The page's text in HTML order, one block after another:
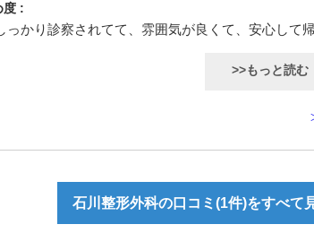
度 :
っかり診察されてて、雰囲気が良くて、安心して帰
>>もっと読む
石川整形外科の口コミ(1件)をすべて